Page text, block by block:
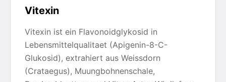
Vitexin
Vitexin ist ein Flavonoidglykosid in
Lebensmittelqualitaet (Apigenin-8-C-
Glukosid), extrahiert aus Weissdorn
(Crataegus), Muungbohnenschale,